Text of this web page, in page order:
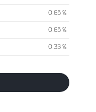
0,65 %
0,65 %
0,33 %